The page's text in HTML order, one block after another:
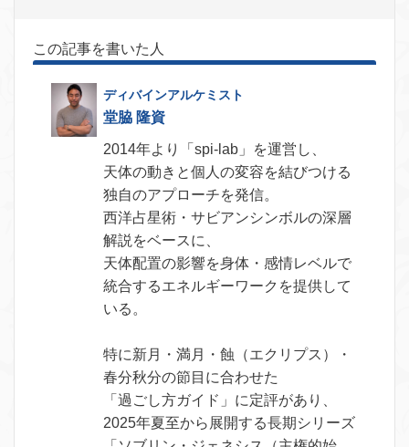
この記事を書いた人
堂脇 隆資
2014年より「spi-lab」を運営し、
天体の動きと個人の変容を結びつける
独自のアプローチを発信。
西洋占星術・サビアンシンボルの深層
解説をベースに、
天体配置の影響を身体・感情レベルで
統合するエネルギーワークを提供して
いる。
特に新月・満月・蝕（エクリプス）・
春分秋分の節目に合わせた
「過ごし方ガイド」に定評があり、
2025年夏至から展開する長期シリーズ